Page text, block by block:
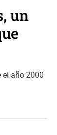
un
el año 2000